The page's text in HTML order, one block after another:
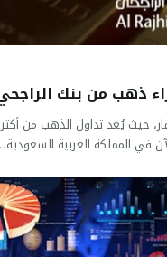
ذهب من بنك
حيث يُعد تداول الذهب من أكثر
في المملكة العربية